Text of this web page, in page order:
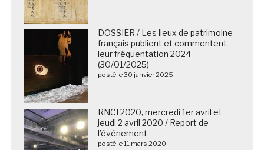
DOSSIER / Les lieux de patrimoine
français publient et commentent
leur fréquentation 2024
(30/01/2025)
posté le 30 janvier 2025
RNCI 2020, mercredi 1er avril et
jeudi 2 avril 2020 / Report de
l’événement
posté le 11 mars 2020